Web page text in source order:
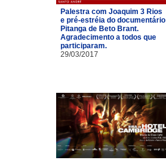
Palestra com Joaquim 3 Rios
e pré-estréia do documentário
Pitanga de Beto Brant.
Agradecimento a todos que
participaram.
29/03/2017